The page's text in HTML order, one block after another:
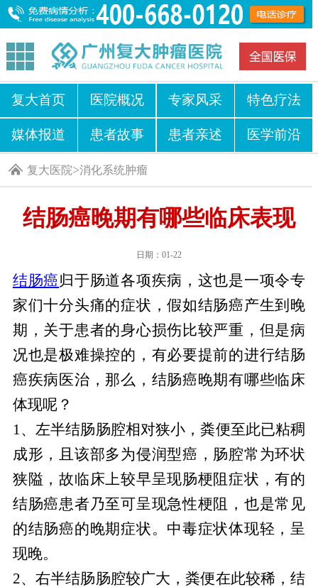
复大首页 医院概况 专家风采 特色疗法
媒体报道 患者故事 患者亲述 医学前沿
复大医院>消化系统肿瘤
结肠癌晚期有哪些临床表现
日期：01-22
结肠癌归于肠道各项疾病，这也是一项令专
家们十分头痛的症状，假如结肠癌产生到晚
期，关于患者的身心损伤比较严重，但是病
况也是极难操控的，有必要提前的进行结肠
癌疾病医治，那么，结肠癌晚期有哪些临床
体现呢？
1、左半结肠肠腔相对狭小，粪便至此已粘稠
成形，且该部多为侵润型癌，肠腔常为环状
狭隘，故临床上较早呈现肠梗阻症状，有的
结肠癌患者乃至可呈现急性梗阻，也是常见
的结肠癌的晚期症状。中毒症状体现轻，呈
现晚。
2、右半结肠肠腔较广大，粪便在此较稀，结